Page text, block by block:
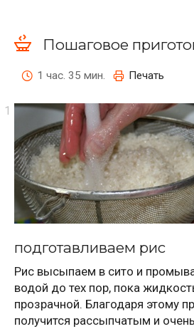
Пошаговое
1 час. 35 мин. Печать
подготавливаем рис
Рис высыпаем в сито и
водой до тех пор, пока
прозрачной. Благодаря этому
получится рассыпчатым и